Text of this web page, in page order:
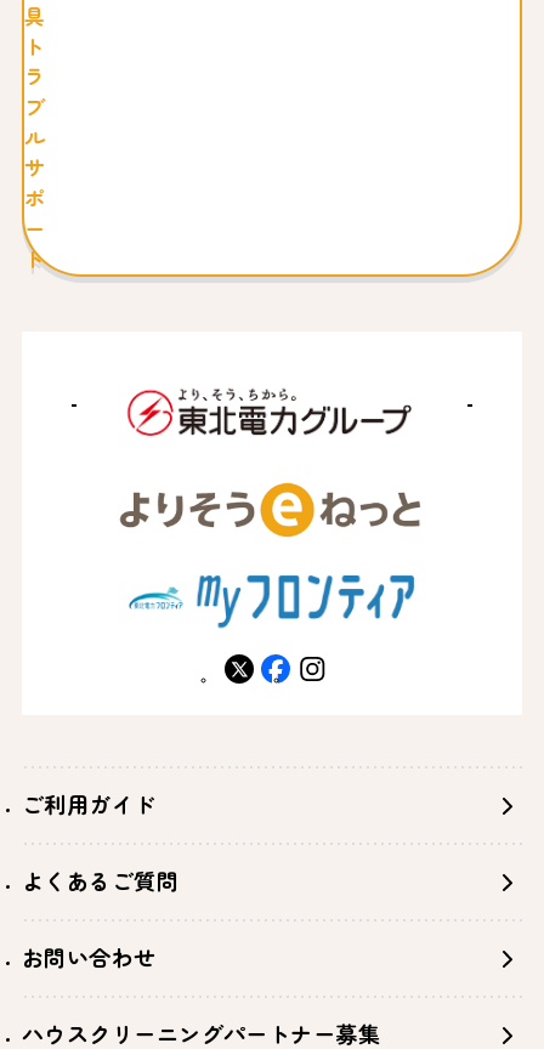
具
ト
ラ
ブ
ル
サ
ポ
ー
ト
X facebookinstagram
ご利用ガイド
よくあるご質問
お問い合わせ
ハウスクリーニングパートナー募集